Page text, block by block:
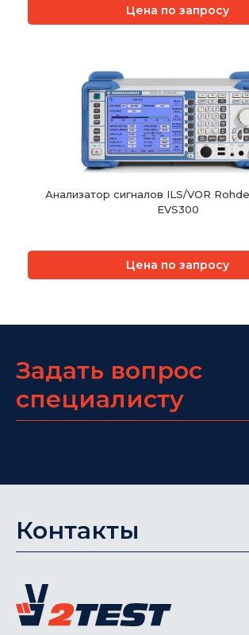
Цена по запросу
Анализатор сигналов ILS/VOR
EVS300
Цена по запросу
Задать вопрос
специалисту
Контакты